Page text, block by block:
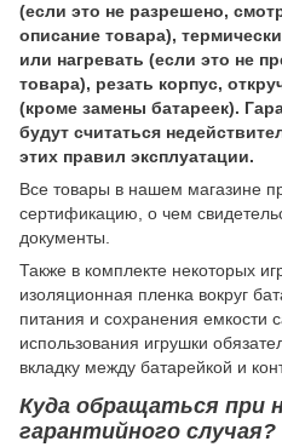
(если это не разрешено,
описание товара),
или нагревать (если это не
товара), резать корпус,
(кроме замены батареек).
будут считаться
этих правил эксплуатации.
Все товары в нашем магазине
сертификацию, о чем
документы.
Также в комплекте некоторых
изоляционная пленка вокруг
питания и сохранения емкости
использования игрушки
вкладку между батарейкой и
Куда обращаться при
гарантийного случая?